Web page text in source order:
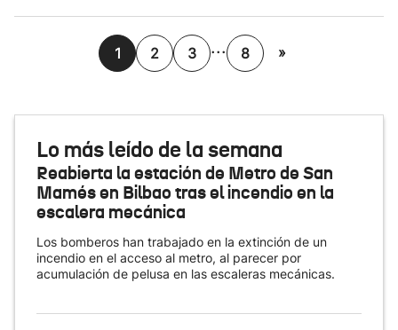
1 2 3 ... 8 »
Lo más leído de la semana
Reabierta la estación de Metro de San
Mamés en Bilbao tras el incendio en la
escalera mecánica
Los bomberos han trabajado en la extinción de un
incendio en el acceso al metro, al parecer por
acumulación de pelusa en las escaleras mecánicas.